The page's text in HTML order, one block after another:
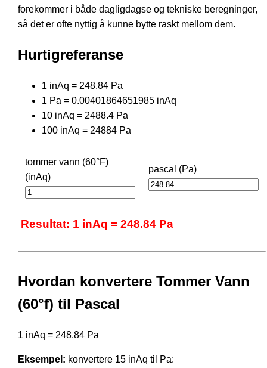
forekommer i både dagligdagse og tekniske beregninger,
så det er ofte nyttig å kunne bytte raskt mellom dem.
Hurtigreferanse
1 inAq = 248.84 Pa
1 Pa = 0.00401864651985 inAq
10 inAq = 2488.4 Pa
100 inAq = 24884 Pa
tommer vann (60°F)
(inAq)
pascal (Pa)
Resultat: 1 inAq = 248.84 Pa
Hvordan konvertere Tommer Vann
(60°f) til Pascal
1 inAq = 248.84 Pa
Eksempel: konvertere 15 inAq til Pa: